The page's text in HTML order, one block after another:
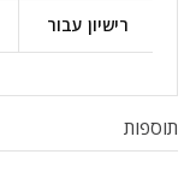
רישיון עבור
תוספות